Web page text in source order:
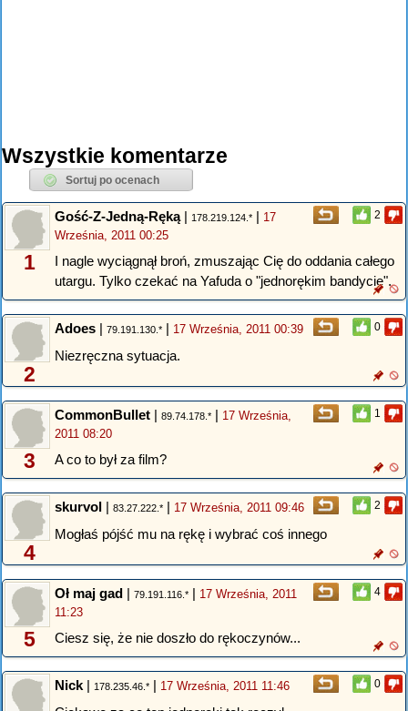
Wszystkie komentarze
2
1
Gość-Z-Jedną-Ręką| 178.219.124.* | 17
Września, 2011 00:25
I nagle wyciągnął broń, zmuszając Cię do oddania całego
utargu. Tylko czekać na Yafuda o "jednorękim bandycie".
0
2
Adoes | 79.191.130.* | 17 Września, 2011 00:39
Niezręczna sytuacja.
1
3
CommonBullet | 89.74.178.* | 17 Września,
2011 08:20
A co to był za film?
2
4
skurvol | 83.27.222.* | 17 Września, 2011 09:46
Mogłaś pójść mu na rękę i wybrać coś innego
4
5
Oł maj gad | 79.191.116.* | 17 Września, 2011
11:23
Ciesz się, że nie doszło do rękoczynów...
0
Nick | 178.235.46.* | 17 Września, 2011 11:46